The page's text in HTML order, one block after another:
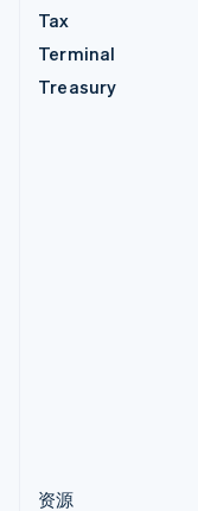
Tax
Terminal
Treasury
资源